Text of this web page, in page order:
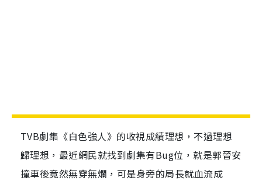
TVB劇集《白色強人》的收視成績理想，不過理想
歸理想，最近網民就找到劇集有Bug位，就是郭晉安
撞車後竟然無穿無爛，可是身旁的局長就血流成